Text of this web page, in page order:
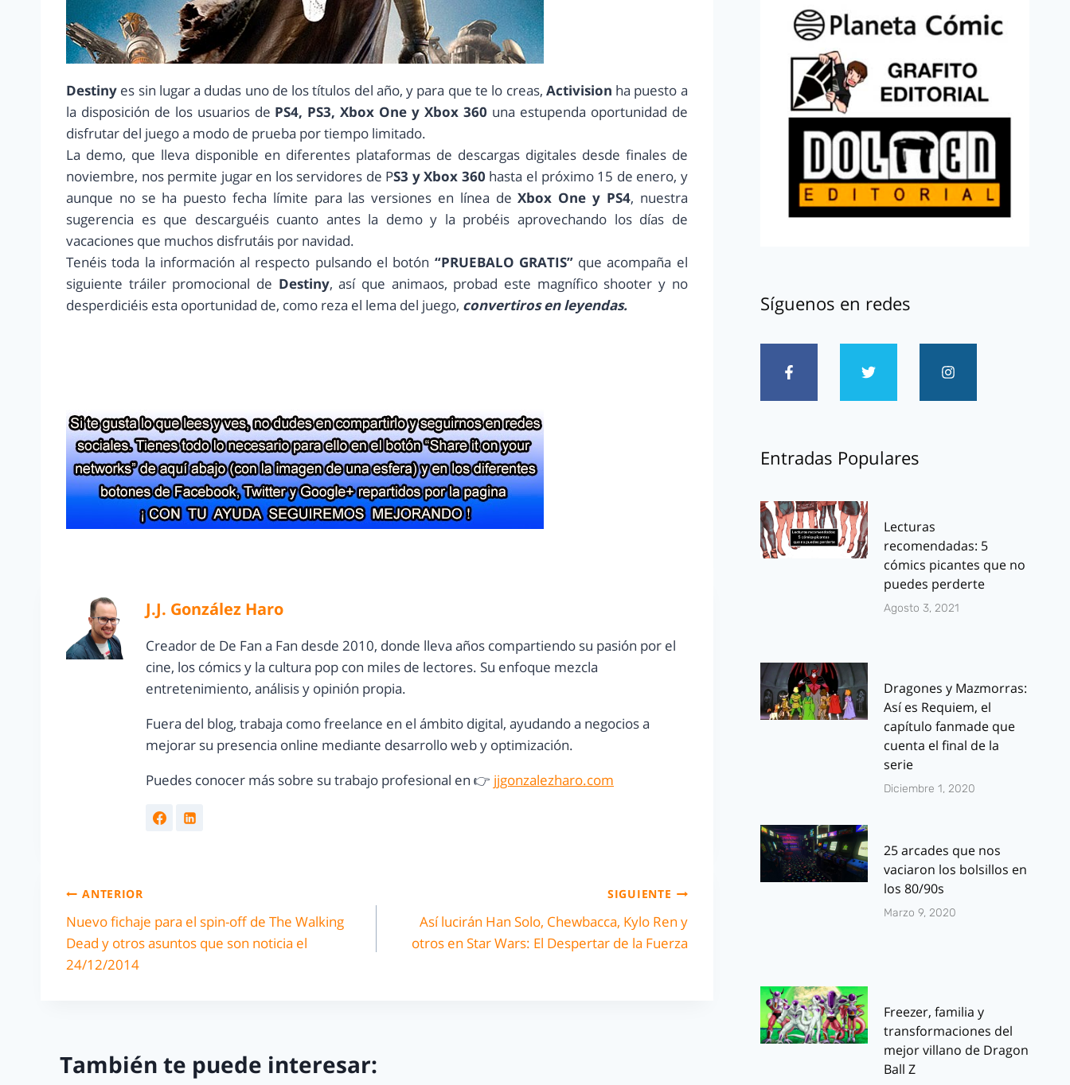
Destiny es sin lugar a dudas uno de los títulos del año, y para que te lo creas, Activision ha puesto a
la disposición de los usuarios de PS4, PS3, Xbox One y Xbox 360 una estupenda oportunidad de
disfrutar del juego a modo de prueba por tiempo limitado.
La demo, que lleva disponible en diferentes plataformas de descargas digitales desde finales de
noviembre, nos permite jugar en los servidores de PS3 y Xbox 360 hasta el próximo 15 de enero, y
aunque no se ha puesto fecha límite para las versiones en línea de Xbox One y PS4, nuestra
sugerencia es que descarguéis cuanto antes la demo y la probéis aprovechando los días de
vacaciones que muchos disfrutáis por navidad.
Tenéis toda la información al respecto pulsando el botón “PRUEBALO GRATIS”que acompaña el
siguiente tráiler promocional de Destiny, así que animaos, probad este magnífico shooter y no
desperdiciéis esta oportunidad de, como reza el lema del juego, convertiros en leyendas.
J.J. González Haro
Creador de De Fan a Fan desde 2010, donde lleva años compartiendo su pasión por el
cine, los cómics y la cultura pop con miles de lectores. Su enfoque mezcla
entretenimiento, análisis y opinión propia.
Fuera del blog, trabaja como freelance en el ámbito digital, ayudando a negocios a
mejorar su presencia online mediante desarrollo web y optimización.
Puedes conocer más sobre su trabajo profesional en 👉 jjgonzalezharo.com
ANTERIOR
Nuevo fichaje para el spin-off de The Walking
Dead y otros asuntos que son noticia el
24/12/2014
SIGUIENTE
Así lucirán Han Solo, Chewbacca, Kylo Ren y
otros en Star Wars: El Despertar de la Fuerza
También te puede interesar:
Síguenos en redes
Entradas Populares
Lecturas
recomendadas: 5
cómics picantes que no
puedes perderte
Agosto 3, 2021
Dragones y Mazmorras:
Así es Requiem, el
capítulo fanmade que
cuenta el final de la
serie
Diciembre 1, 2020
25 arcades que nos
vaciaron los bolsillos en
los 80/90s
Marzo 9, 2020
Freezer, familia y
transformaciones del
mejor villano de Dragon
Ball Z